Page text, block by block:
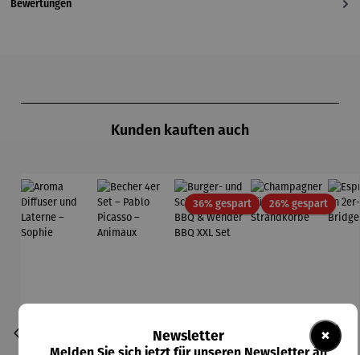
Bewertungen
Kunden kauften auch
36% gespartRabatt26% gespartRabatt
×
Newsletter
Melden Sie sich jetzt für unseren Newsletter an